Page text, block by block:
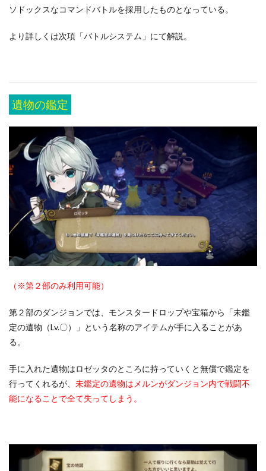
ソドックスなコマンドバトルを採用したものとなっている。
より詳しくは次項「バトルシステム」にて解説。
遺物の鑑定
（※第２部のみ利用可能）
第２部のダンジョンでは、モンスタードロップや宝箱から「未鑑
定の遺物（Lv.〇）」という名称のアイテムが手に入ることがあ
る。
手に入れた遺物はロゼッタのところに持っていくと無償で鑑定を
行ってくれるが、 未鑑定の遺物はメルンがダンジョン内で戦闘不
能になることで全て失ってしまう。